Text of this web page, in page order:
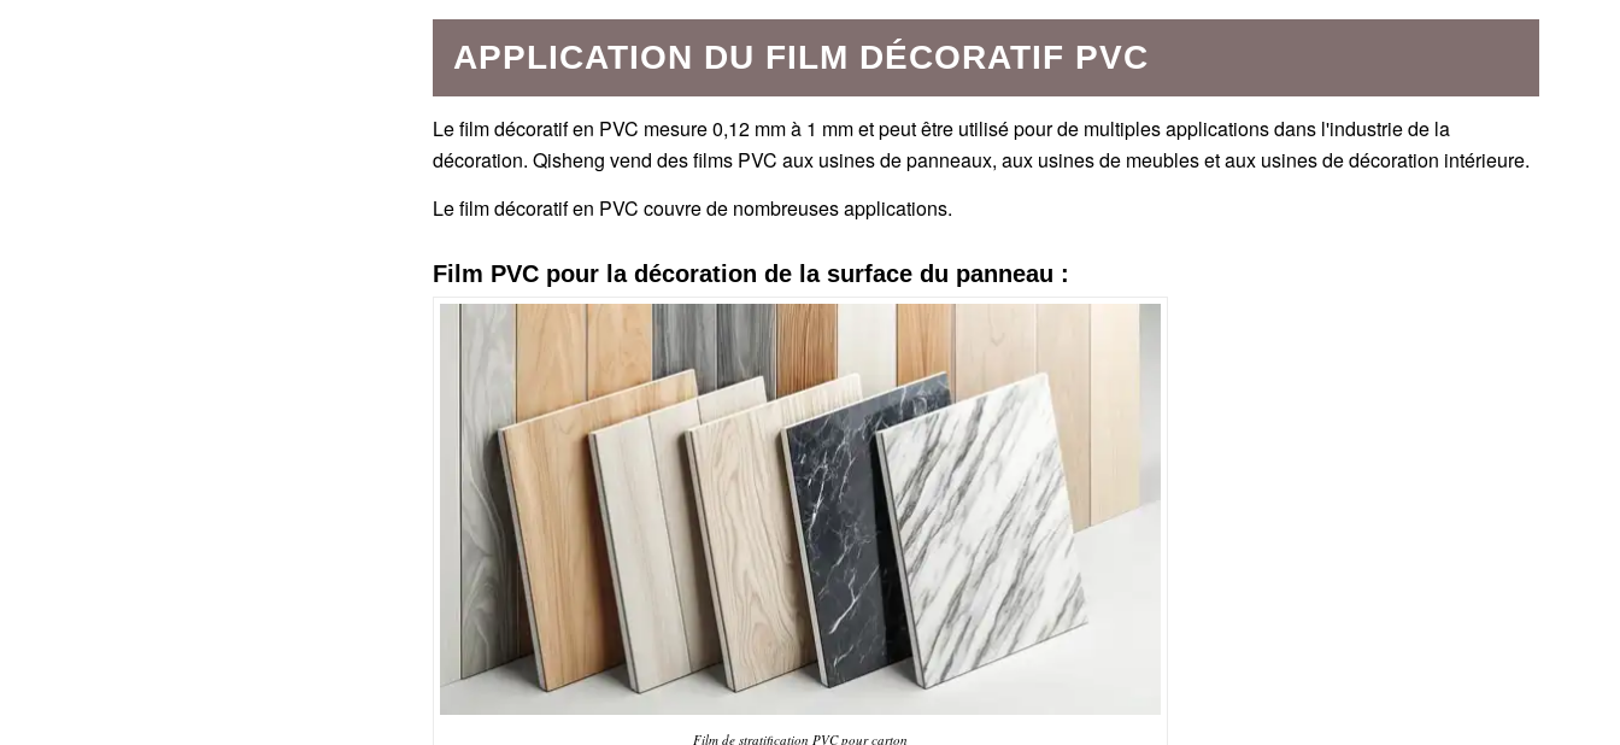
APPLICATION DU FILM DÉCORATIF PVC
Le film décoratif en PVC mesure 0,12 mm à 1 mm et peut être utilisé pour de multiples applications dans l'industrie de la
décoration. Qisheng vend des films PVC aux usines de panneaux, aux usines de meubles et aux usines de décoration intérieure.
Le film décoratif en PVC couvre de nombreuses applications.
Film PVC pour la décoration de la surface du panneau :
Film de stratification PVC pour carton